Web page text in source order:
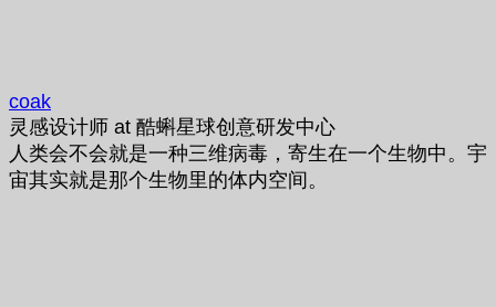
coak
灵感设计师 at 酷蝌星球创意研发中心
人类会不会就是一种三维病毒，寄生在一个生物中。宇
宙其实就是那个生物里的体内空间。